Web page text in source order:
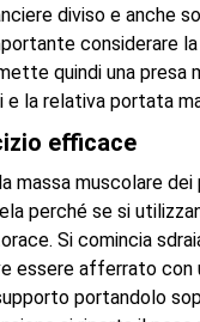
diviso e anche
considerare la
quindi una
la relativa portata
efficace
massa muscolare
perché se si
Si comincia
essere afferrato con
portandolo